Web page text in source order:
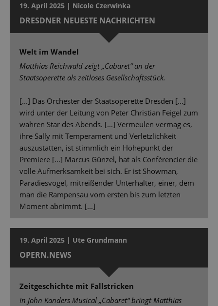
19. April 2025 | Nicole Czerwinka
DRESDNER NEUESTE NACHRICHTEN
Welt im Wandel
Matthias Reichwald zeigt „Cabaret“ an der
Staatsoperette als zeitloses Gesellschaftsstück.
[...] Das Orchester der Staatsoperette Dresden [...]
wird unter der Leitung von Peter Christian Feigel zum
wahren Star des Abends. [...] Vermeulen vermag es,
ihre Sally mit Temperament und Verletzlichkeit
auszustatten, ist stimmlich ein Höhepunkt der
Premiere [...] Marcus Günzel, hat als Conférencier die
volle Aufmerksamkeit bei sich. Er ist Showman,
Paradiesvogel, mitreißender Unterhalter, einer, dem
man die Rampensau vom ersten bis zum letzten
Moment abnimmt. [...]
19. April 2025 | Ute Grundmann
OPERN.NEWS
Zeitgeschichte mit Fallstricken
In John Kanders Musical „Cabaret“ bringt Matthias